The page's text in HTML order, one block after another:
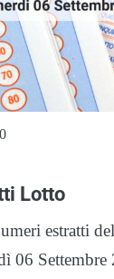
Lotto
estratti
06 Settembre